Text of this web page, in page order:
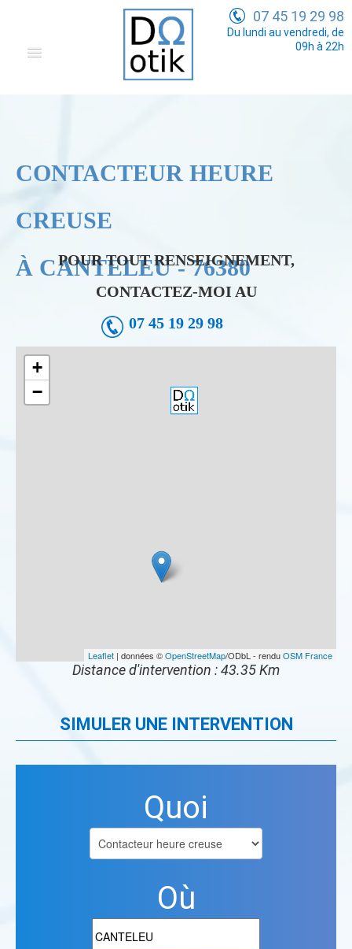
Tarifs
07 45 19 29 98
Du lundi au vendredi, de
09h à 22h
CONTACTEUR HEURE
CREUSE
À CANTELEU - 76380
POUR TOUT RENSEIGNEMENT,
CONTACTEZ-MOI AU
07 45 19 29 98
+
−
Leaflet | données ©OpenStreetMap/ODbL - renduOSM France
Distance d'intervention : 43.35 Km
SIMULER UNE INTERVENTION
Quoi
Où